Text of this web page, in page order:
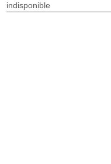
indisponible